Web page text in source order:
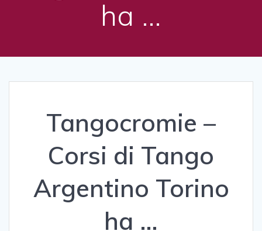
ha …
Tangocromie –
Corsi di Tango
Argentino Torino
ha …